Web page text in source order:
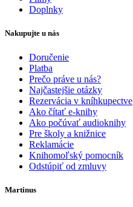
Doplnky
Nakupujte u nás
Doručenie
Platba
Prečo práve u nás?
Najčastejšie otázky
Rezervácia v kníhkupectve
Ako čítať e-knihy
Ako počúvať audioknihy
Pre školy a knižnice
Reklamácie
Knihomoľský pomocník
Odstúpiť od zmluvy
Martinus